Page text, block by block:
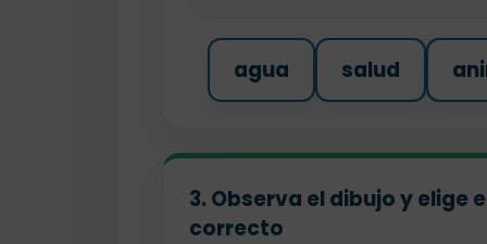
agua salud
3. Observa el dibujo y elige
correcto